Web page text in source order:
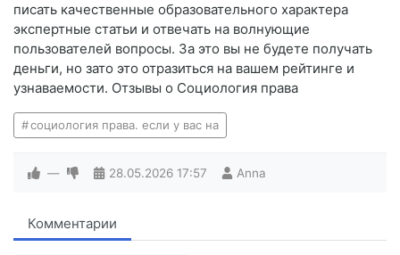
писать качественные образовательного характера
экспертные статьи и отвечать на волнующие
пользователей вопросы. За это вы не будете получать
деньги, но зато это отразиться на вашем рейтинге и
узнаваемости. Отзывы о Социология права
социология права. если у вас на
— 28.05.2026 17:57 Anna
Комментарии